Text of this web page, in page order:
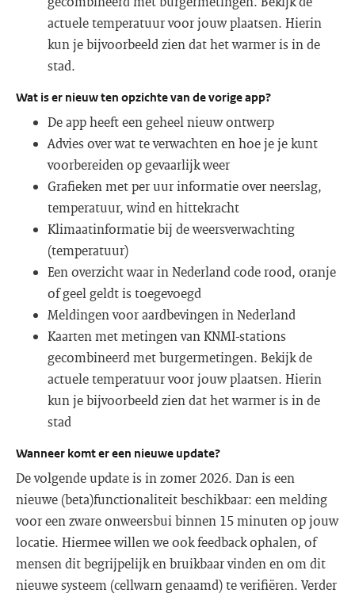
actuele temperatuur voor jouw plaatsen. Hierin
kun je bijvoorbeeld zien dat het warmer is in de
stad.
Wat is er nieuw ten opzichte van de vorige app?
De app heeft een geheel nieuw ontwerp
Advies over wat te verwachten en hoe je je kunt
voorbereiden op gevaarlijk weer
Grafieken met per uur informatie over neerslag,
temperatuur, wind en hittekracht
Klimaatinformatie bij de weersverwachting
(temperatuur)
Een overzicht waar in Nederland code rood, oranje
of geel geldt is toegevoegd
Meldingen voor aardbevingen in Nederland
Kaarten met metingen van KNMI-stations
gecombineerd met burgermetingen. Bekijk de
actuele temperatuur voor jouw plaatsen. Hierin
kun je bijvoorbeeld zien dat het warmer is in de
stad
Wanneer komt er een nieuwe update?
De volgende update is in zomer 2026. Dan is een
nieuwe (beta)functionaliteit beschikbaar: een melding
voor een zware onweersbui binnen 15 minuten op jouw
locatie. Hiermee willen we ook feedback ophalen, of
mensen dit begrijpelijk en bruikbaar vinden en om dit
nieuwe systeem (cellwarn genaamd) te verifiëren. Verder